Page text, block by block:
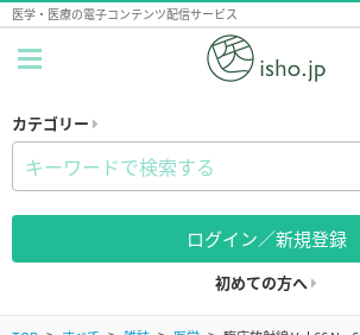
医学・医療の電子コンテンツ配信サービス
カテゴリー
ログイン／新規登録
初めての方へ